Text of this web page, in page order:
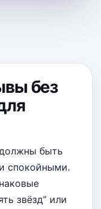
без
быть
спокойными.
звёзд” или